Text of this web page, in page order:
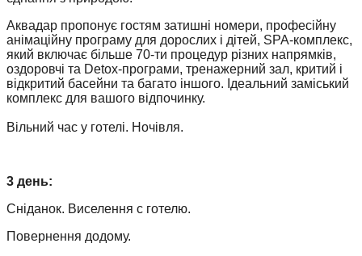
Аквадар пропонує гостям затишні номери, професійну
анімаційну програму для дорослих і дітей, SPA-комплекс,
який включає більше 70-ти процедур різних напрямків,
оздоровчі та Detox-програми, тренажерний зал, критий і
відкритий басейни та багато іншого. Ідеальний заміський
комплекс для вашого відпочинку.
Вільний час у готелі. Ночівля.
3 день:
Сніданок. Виселення с готелю.
Повернення додому.